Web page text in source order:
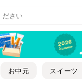
お中元 スイーツ